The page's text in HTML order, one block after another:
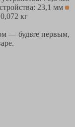
23,1 мм
кг
— будьте первым,